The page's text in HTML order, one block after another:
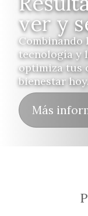
ver y
Combinando
tecnología y
optimiza tus
bienestar hoy.
Más